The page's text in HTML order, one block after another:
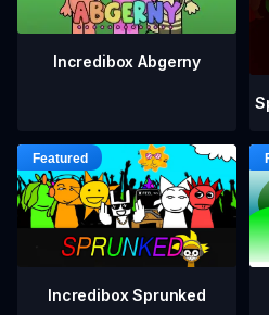
Incredibox Abgerny
Incredibox Sprunked